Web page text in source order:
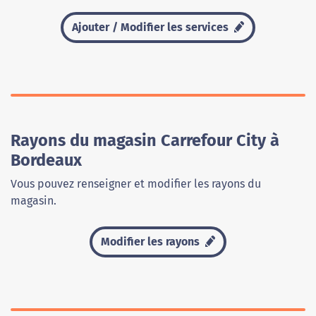
Ajouter / Modifier les services
Rayons du magasin Carrefour City à
Bordeaux
Vous pouvez renseigner et modifier les rayons du
magasin.
Modifier les rayons